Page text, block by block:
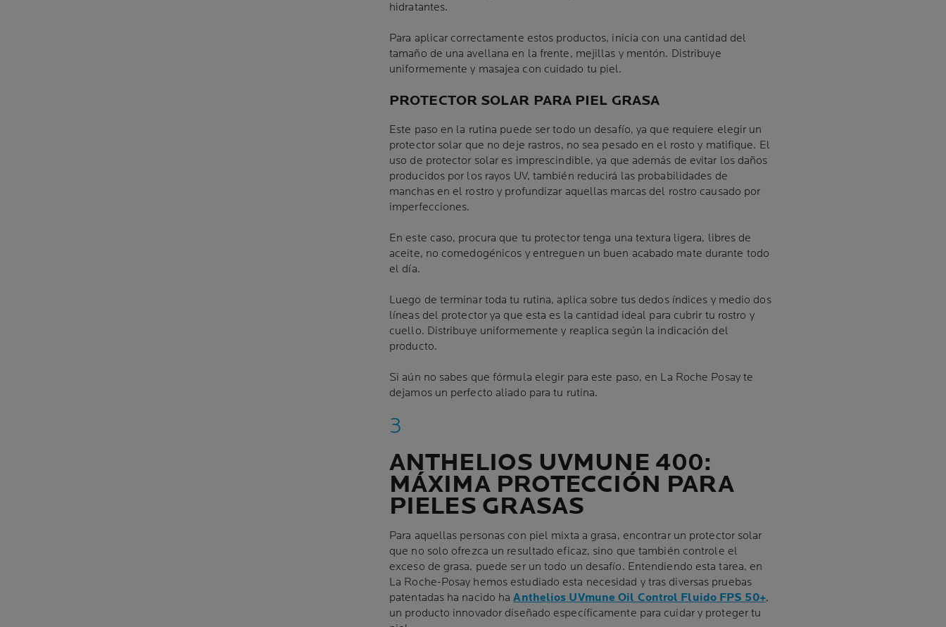
hidratantes.
Para aplicar correctamente estos productos, inicia con una cantidad del
tamaño de una avellana en la frente, mejillas y mentón. Distribuye
uniformemente y masajea con cuidado tu piel.
PROTECTOR SOLAR PARA PIEL GRASA
Este paso en la rutina puede ser todo un desafío, ya que requiere elegir un
protector solar que no deje rastros, no sea pesado en el rosto y matifique. El
uso de protector solar es imprescindible, ya que además de evitar los daños
producidos por los rayos UV, también reducirá las probabilidades de
manchas en el rostro y profundizar aquellas marcas del rostro causado por
imperfecciones.
En este caso, procura que tu protector tenga una textura ligera, libres de
aceite, no comedogénicos y entreguen un buen acabado mate durante todo
el día.
Luego de terminar toda tu rutina, aplica sobre tus dedos índices y medio dos
líneas del protector ya que esta es la cantidad ideal para cubrir tu rostro y
cuello. Distribuye uniformemente y reaplica según la indicación del
producto.
Si aún no sabes que fórmula elegir para este paso, en La Roche Posay te
dejamos un perfecto aliado para tu rutina.
ANTHELIOS UVMUNE 400:
MÁXIMA PROTECCIÓN PARA
PIELES GRASAS
Para aquellas personas con piel mixta a grasa, encontrar un protector solar
que no solo ofrezca un resultado eficaz, sino que también controle el
exceso de grasa, puede ser un todo un desafío. Entendiendo esta tarea, en
La Roche-Posay hemos estudiado esta necesidad y tras diversas pruebas
patentadas ha nacido haAnthelios UVmune Oil Control Fluido FPS 50+,
un producto innovador diseñado específicamente para cuidar y proteger tu